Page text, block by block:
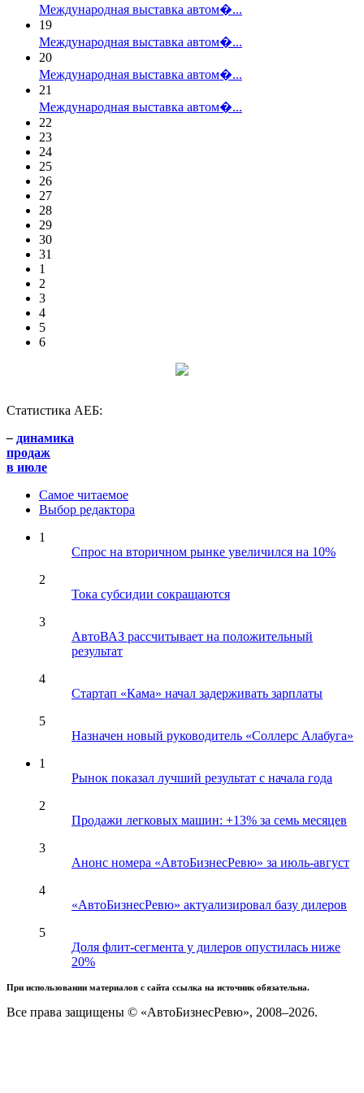
Международная выставка автом�...
19
Международная выставка автом�...
20
Международная выставка автом�...
21
Международная выставка автом�...
22
23
24
25
26
27
28
29
30
31
1
2
3
4
5
6
Статистика АЕБ:
– динамика
продаж
в июле
Самое читаемое
Выбор редактора
1
Спрос на вторичном рынке увеличился на 10%
2
Тока субсидии сокращаются
3
АвтоВАЗ рассчитывает на положительный
результат
4
Стартап «Кама» начал задерживать зарплаты
5
Назначен новый руководитель «Соллерс Алабуга»
1
Рынок показал лучший результат с начала года
2
Продажи легковых машин: +13% за семь месяцев
3
Анонс номера «АвтоБизнесРевю» за июль-август
4
«АвтоБизнесРевю» актуализировал базу дилеров
5
Доля флит-сегмента у дилеров опустилась ниже
20%
При использовании материалов с сайта ссылка на источник обязательна.
Все права защищены © «АвтоБизнесРевю», 2008–2026.